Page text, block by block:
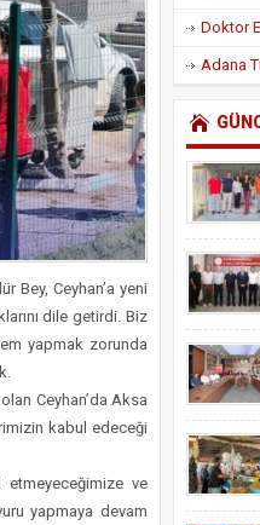
Bey, Ceyhan’a yeni
dile getirdi. Biz
yapmak zorunda
Ceyhan’da Aksa
kabul edeceği
ve
yapmaya devam